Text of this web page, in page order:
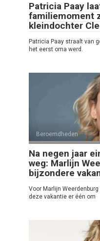
Patricia Paay
familiemoment
kleindochter
Patricia Paay straalt van
het eerst oma werd.
Beroemdheden
Na negen jaar
weg: Marlijn
bijzondere
Voor Marlijn
deze vakantie er één om